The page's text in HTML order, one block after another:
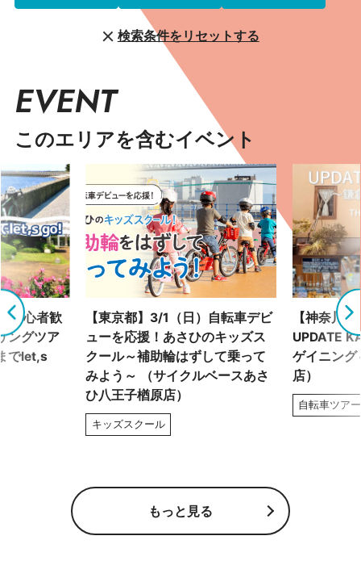
検索条件をリセットする
EVENT
このエリアを含むイベント
初心者歓
ングツア
でlet,s
【東京都】3/1（日）自転車デビ
ューを応援！あさひのキッズス
クール～補助輪はずして乗って
みよう～ （サイクルベースあさ
ひ八王子楢原店）
キッズスクール
【神奈川
UPDATE
ゲイニング
店）
自転車ツアー
もっと見る